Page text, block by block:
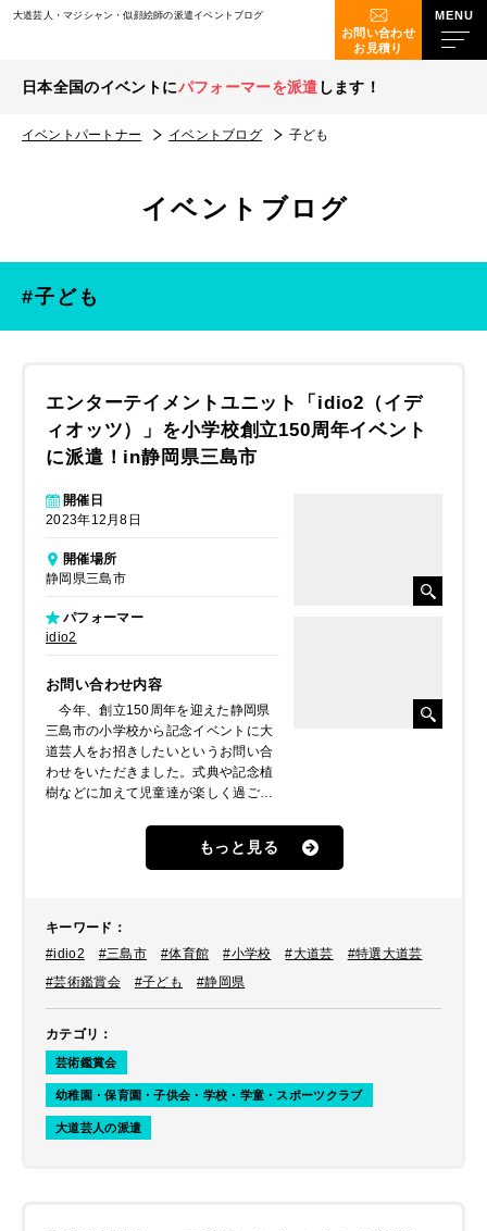
大道芸人・マジシャン・似顔絵師の派遣イベントブログ
お問い合わせ
お見積り
日本全国のイベントにパフォーマーを派遣 します！
イベントパートナー イベントブログ 子ども
イベントブログ
#子ども
エンターテイメントユニット「idio2（イデ
ィオッツ）」を小学校創立150周年イベント
に派遣！in静岡県三島市
開催日
2023年12月8日
開催場所
静岡県三島市
パフォーマー
idio2
お問い合わせ内容
今年、創立150周年を迎えた静岡県
三島市の小学校から記念イベントに大
道芸人をお招きしたいというお問い合
わせをいただきました。式典や記念植
樹などに加えて児童達が楽しく過ごせ
のことでした。そこで、国内でもトッ
プクラスの大道芸人を数組ご紹介しま
ばれ、派遣させていただく運びとなり
ました。
もっと見る
キーワード ：
#idio2
#三島市 #体育館 #小学校 #大道芸
#特選大道芸
#芸術鑑賞会
#子ども #静岡県
カテゴリ ：
芸術鑑賞会
幼稚園・保育園・子供会・学校・学童・スポーツクラブ
大道芸人の派遣